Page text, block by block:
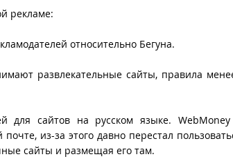
рекламе:
относительно Бегуна.
развлекательные сайты, правила
для сайтов на русском языке.
из-за этого давно перестал
сайты и размещая его там.